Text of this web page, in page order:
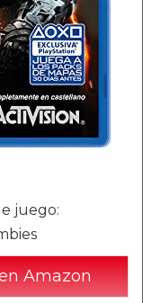
juego:
Amazon